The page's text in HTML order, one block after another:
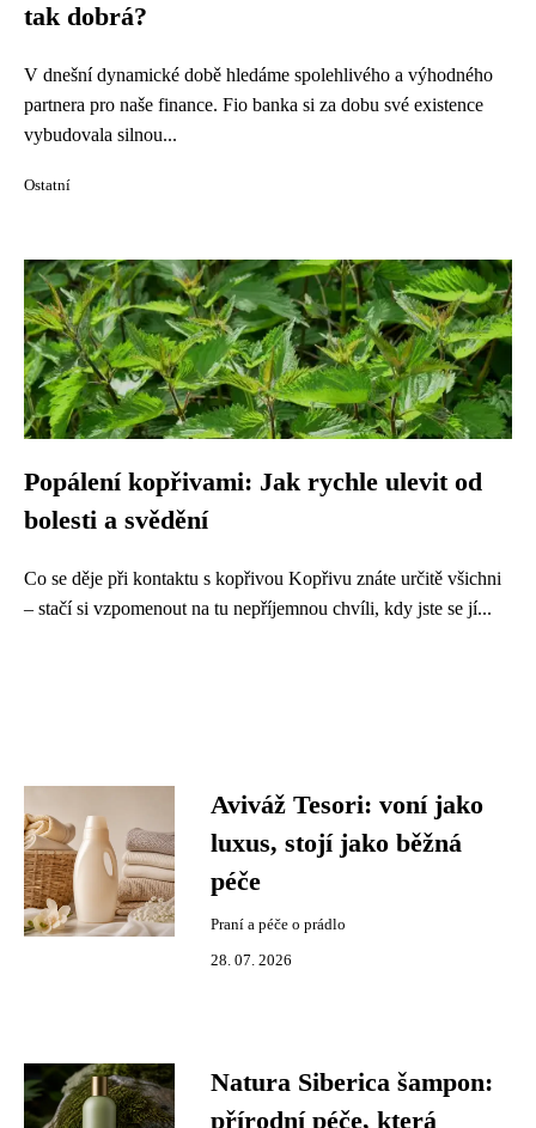
tak dobrá?
V dnešní dynamické době hledáme spolehlivého a výhodného
partnera pro naše finance. Fio banka si za dobu své existence
vybudovala silnou...
Ostatní
Popálení kopřivami: Jak rychle ulevit od
bolesti a svědění
Co se děje při kontaktu s kopřivou Kopřivu znáte určitě všichni
– stačí si vzpomenout na tu nepříjemnou chvíli, kdy jste se jí...
Aviváž Tesori: voní jako
luxus, stojí jako běžná
péče
Praní a péče o prádlo
28. 07. 2026
Natura Siberica šampon:
přírodní péče, která